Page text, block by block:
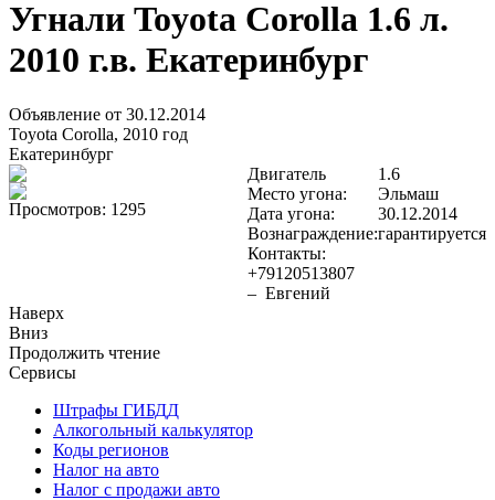
Угнали Toyota Corolla 1.6 л.
2010 г.в. Екатеринбург
Объявление от 30.12.2014
Toyota Corolla, 2010 год
Екатеринбург
Просмотров: 1295
Двигатель
1.6
Место угона:
Эльмаш
Дата угона:
30.12.2014
Вознаграждение:гарантируется
Контакты:
+79120513807
– Евгений
Наверх
Вниз
Продолжить чтение
Сервисы
Штрафы ГИБДД
Алкогольный калькулятор
Коды регионов
Налог на авто
Налог с продажи авто